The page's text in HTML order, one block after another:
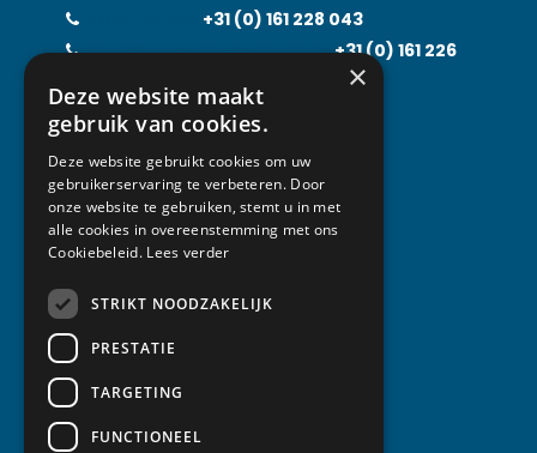
+31 (0) 161 228 043
Food Processing Technology +31 (0) 161 226
Solarfridge
+31 (0)
Kontakt
Van Abeelen Groep
Kempenbaan 1
5121 DM Rijen
Tel.: +31 (0) 161 230052
×
Deze website maakt
gebruik van cookies.
Deze website gebruikt cookies om uw
gebruikerservaring te verbeteren. Door
onze website te gebruiken, stemt u in met
alle cookies in overeenstemming met ons
Cookiebeleid. Lees verder
STRIKT NOODZAKELIJK
PRESTATIE
TARGETING
FUNCTIONEEL